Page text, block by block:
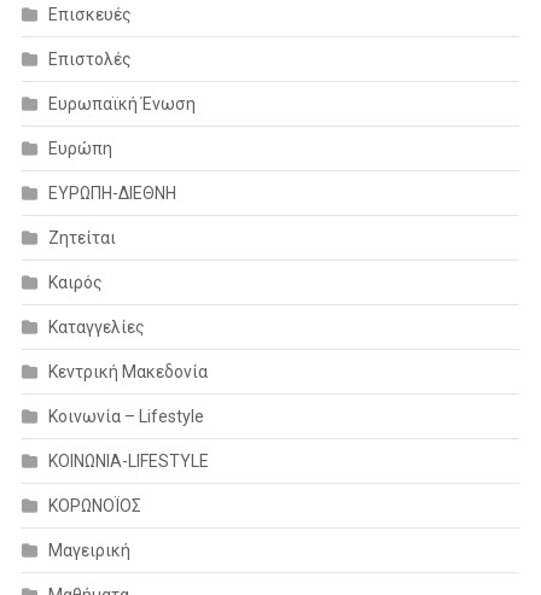
Επισκευές
Επιστολές
Ευρωπαϊκή Ένωση
Ευρώπη
ΕΥΡΩΠΗ-ΔΙΕΘΝΗ
Ζητείται
Καιρός
Καταγγελίες
Κεντρική Μακεδονία
Κοινωνία – Lifestyle
ΚΟΙΝΩΝΙΑ-LIFESTYLE
ΚΟΡΩΝΟΪΟΣ
Μαγειρική